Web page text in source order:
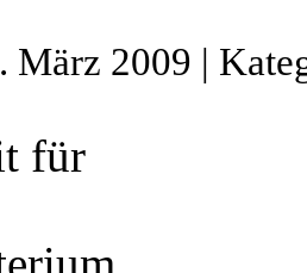
März 2009 |